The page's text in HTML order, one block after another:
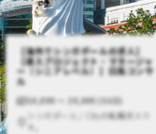
【海外でシンガポールの求人】
【導入プロジェクト・マネージャ
ー（シニアレベル）】日系コンサ
ル
10,000 〜 20,000 (SGD)
シンガポール / Cityの転職求人で
す。